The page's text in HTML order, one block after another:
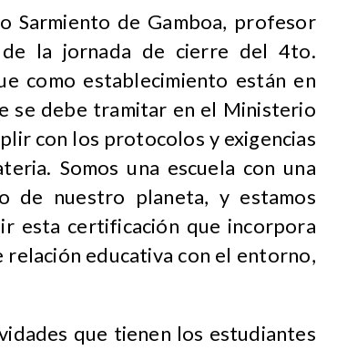
Sarmiento de Gamboa, profesor
la jornada de cierre del 4to.
como establecimiento están en
se debe tramitar en el Ministerio
con los protocolos y exigencias
Somos una escuela con una
de nuestro planeta, y estamos
esta certificación que incorpora
educativa con el entorno,
que tienen los estudiantes